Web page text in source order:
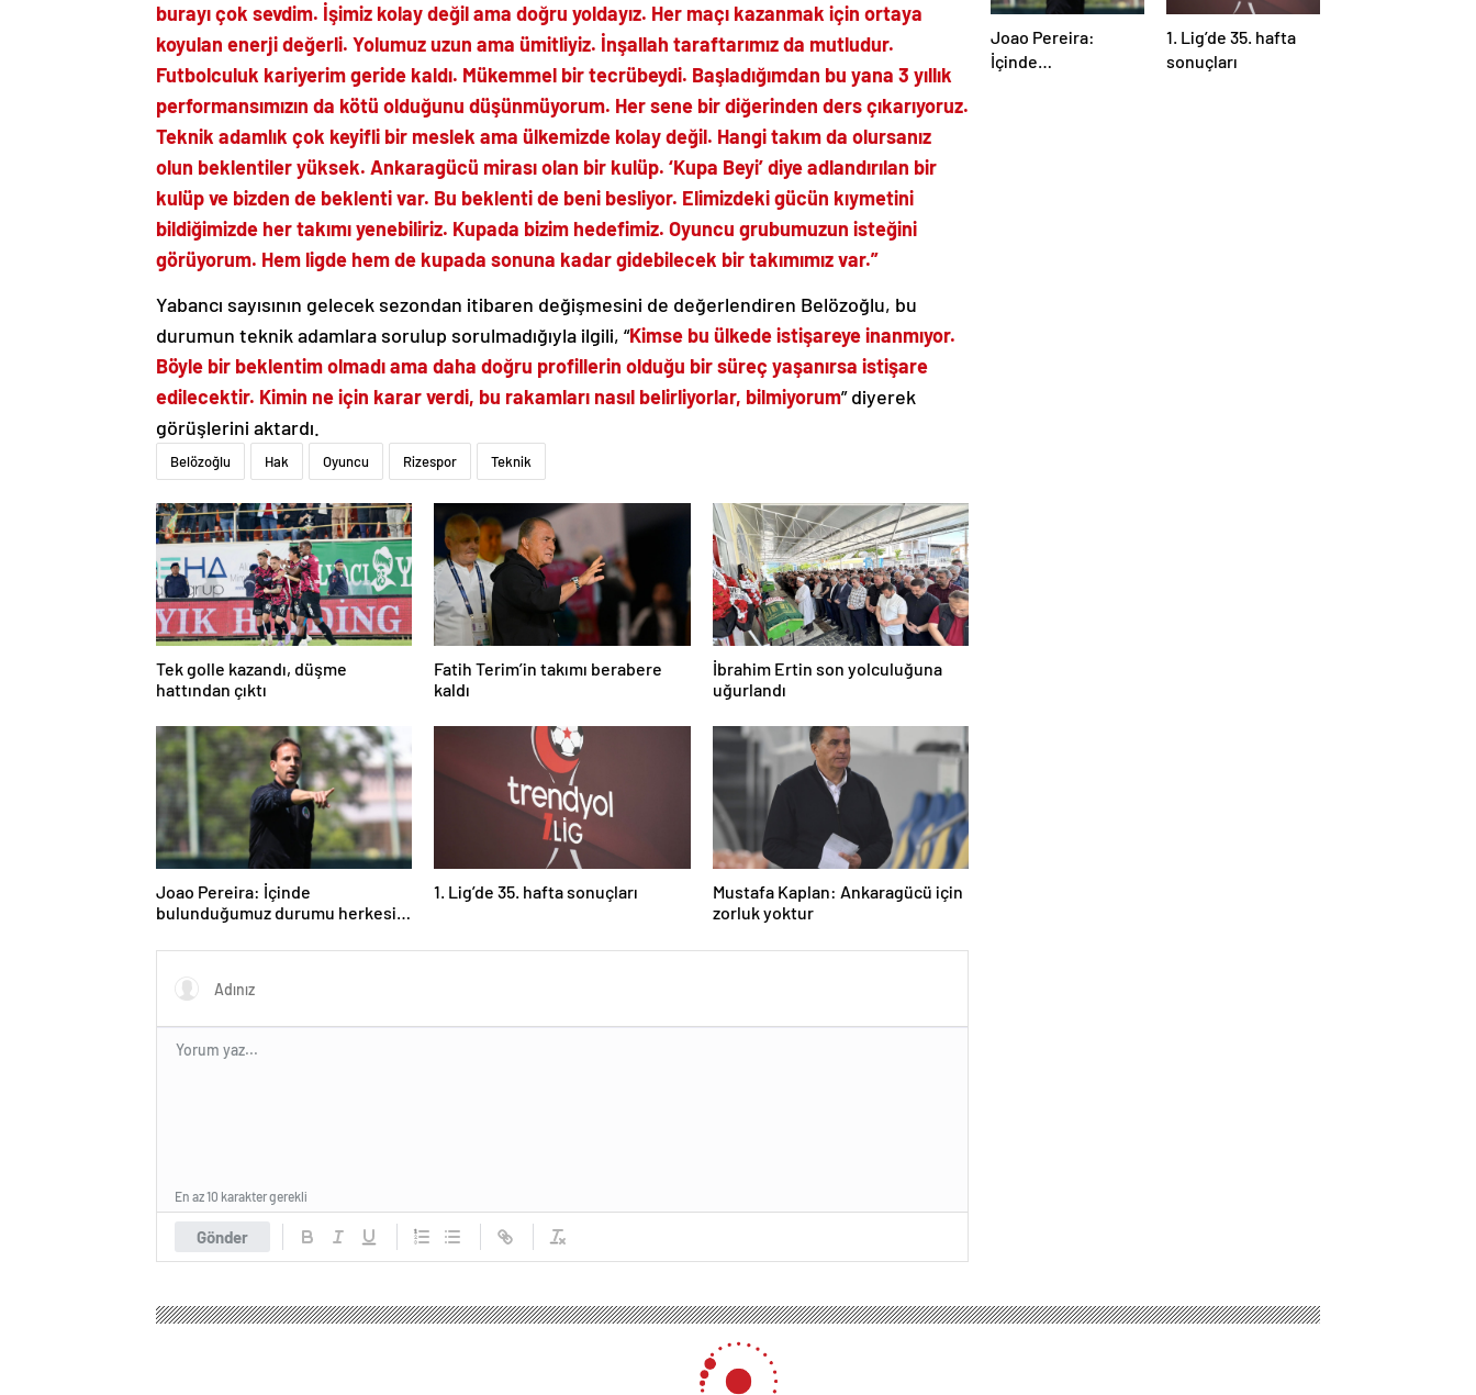
burayı çok sevdim. İşimiz kolay değil ama doğru yoldayız. Her maçı kazanmak için ortaya
koyulan enerji değerli. Yolumuz uzun ama ümitliyiz. İnşallah taraftarımız da mutludur.
Futbolculuk kariyerim geride kaldı. Mükemmel bir tecrübeydi. Başladığımdan bu yana 3 yıllık
performansımızın da kötü olduğunu düşünmüyorum. Her sene bir diğerinden ders çıkarıyoruz.
Teknik adamlık çok keyifli bir meslek ama ülkemizde kolay değil. Hangi takım da olursanız
olun beklentiler yüksek. Ankaragücü mirası olan bir kulüp. ‘Kupa Beyi’ diye adlandırılan bir
kulüp ve bizden de beklenti var. Bu beklenti de beni besliyor. Elimizdeki gücün kıymetini
bildiğimizde her takımı yenebiliriz. Kupada bizim hedefimiz. Oyuncu grubumuzun isteğini
görüyorum. Hem ligde hem de kupada sonuna kadar gidebilecek bir takımımız var.”
Yabancı sayısının gelecek sezondan itibaren değişmesini de değerlendiren Belözoğlu, bu
durumun teknik adamlara sorulup sorulmadığıyla ilgili, “Kimse bu ülkede istişareye inanmıyor.
Böyle bir beklentim olmadı ama daha doğru profillerin olduğu bir süreç yaşanırsa istişare
edilecektir. Kimin ne için karar verdi, bu rakamları nasıl belirliyorlar, bilmiyorum” diyerek
görüşlerini aktardı.
Belözoğlu Hak Oyuncu Rizespor Teknik
Tek golle kazandı, düşme
hattından çıktı
Fatih Terim’in takımı berabere
kaldı
İbrahim Ertin son yolculuğuna
uğurlandı
Joao Pereira: İçinde
bulunduğumuz durumu herkesin
1. Lig’de 35. hafta sonuçları
Mustafa Kaplan: Ankaragücü için
zorluk yoktur
Gönder
En az 10 karakter gerekli
Joao Pereira:
İçinde
1. Lig’de 35. hafta
sonuçları